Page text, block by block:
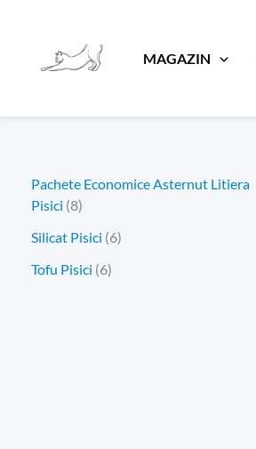
content
MAGAZIN
Pachete Economice Asternut Litiera
Pisici 8
r
o
u
Silicat Pisici 6
u
Tofu Pisici 6
u